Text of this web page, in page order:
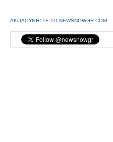
ΑΚΟΛΟΥΘΗΣΤΕ ΤΟ NEWSNOWGR.COM